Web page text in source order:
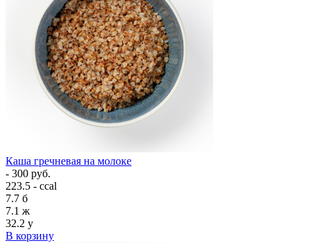
Каша гречневая на молоке
- 300 руб.
223.5 - ccal
7.7 б
7.1 ж
32.2 у
В корзину